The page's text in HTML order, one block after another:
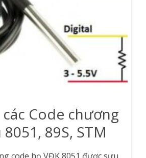
Code chương
89S, STM